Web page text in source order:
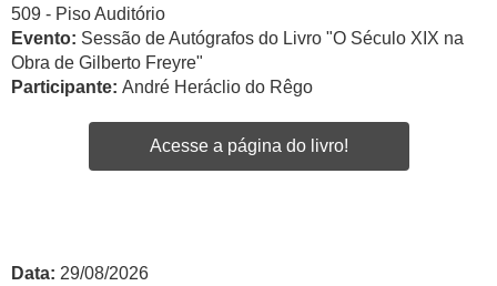
509 - Piso Auditório
Evento: Sessão de Autógrafos do Livro "O Século XIX na
Obra de Gilberto Freyre"
Participante: André Heráclio do Rêgo
Acesse a página do livro!
Data: 29/08/2026